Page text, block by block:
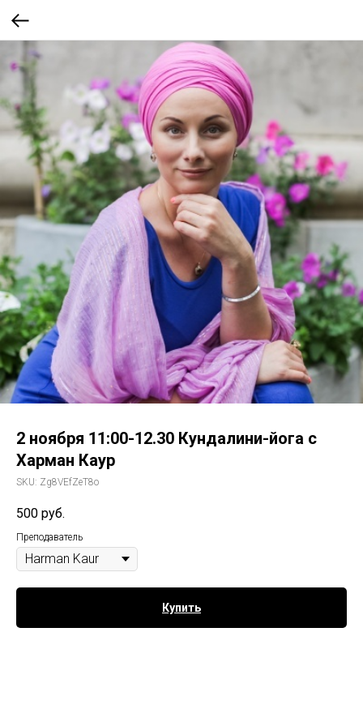
2 ноября 11:00-12.30 Кундалини-йога с
Харман Каур
SKU: Zg8VEfZeT8o
500 руб.
Преподаватель
Купить